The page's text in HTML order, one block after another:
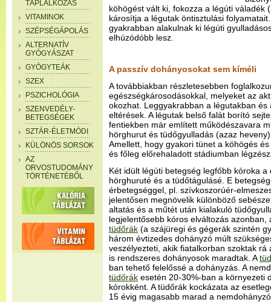
TÁPLÁLKOZÁS
VITAMINOK
SZÉPSÉGÁPOLÁS
ALTERNATÍV
GYÓGYÁSZAT
GYÓGYTEÁK
SZEX
PSZICHOLÓGIA
SZENVEDÉLY-
BETEGSÉGEK
SZTÁR-ÉLETMÓDI
KÜLÖNÖS SORSOK
AZ
ORVOSTUDOMÁNY
TÖRTÉNETÉBŐL
köhögést vált ki, fokozza a légúti váladék
károsítja a légutak öntisztulási
gyakrabban alakulnak ki légúti
elhúzódóbb lesz.
A passzív dohányosokat sem kíméli
A továbbiakban részletesebben
egészségkárosodásokkal, melyeket az
okozhat. Leggyakrabban a légutakban
eltérések. A légutak belső falát borító
fentiekben már említett működészavara
hörghurut és tüdőgyulladás (azaz
Amellett, hogy gyakori tünet a köhögés
és főleg előrehaladott stádiumban
Két idült légúti betegség legfőbb kóroka a
hörghuruté és a tüdőtágulásé. E
érbetegséggel, pl. szívkoszorúér-
jelentősen megnövelik különböző
altatás és a műtét után kialakuló
legjelentősebb kóros elváltozás
tüdőrák (a szájüregi és gégerák szintén
három évtizedes dohányzó múlt
veszélyezteti, akik fiatalkorban szoktak
is rendszeres dohányosok maradtak. A
ban tehető felelőssé a dohányzás. A
tüdőrák esetén 20-30%-ban a környezeti
kórokként. A tüdőrák kockázata az
15 évig magasabb marad a